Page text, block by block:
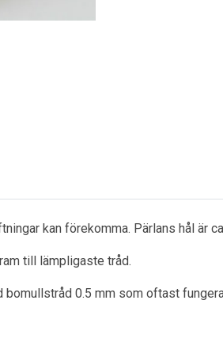
kan förekomma. Pärlans hål är
till lämpligaste tråd.
0.5 mm som oftast